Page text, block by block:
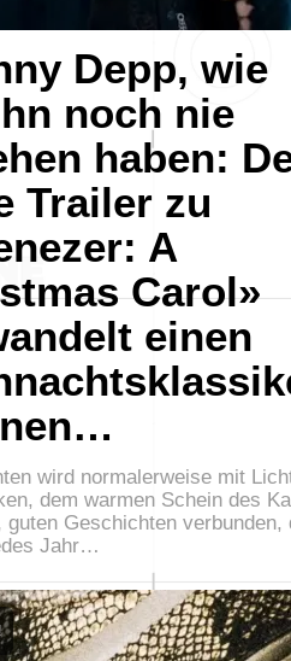
Depp, wie
noch nie
haben:
Trailer zu
A
Carol»
einen
wird normalerweise mit
dem warmen Schein des
guten Geschichten verbunden,
Jahr…